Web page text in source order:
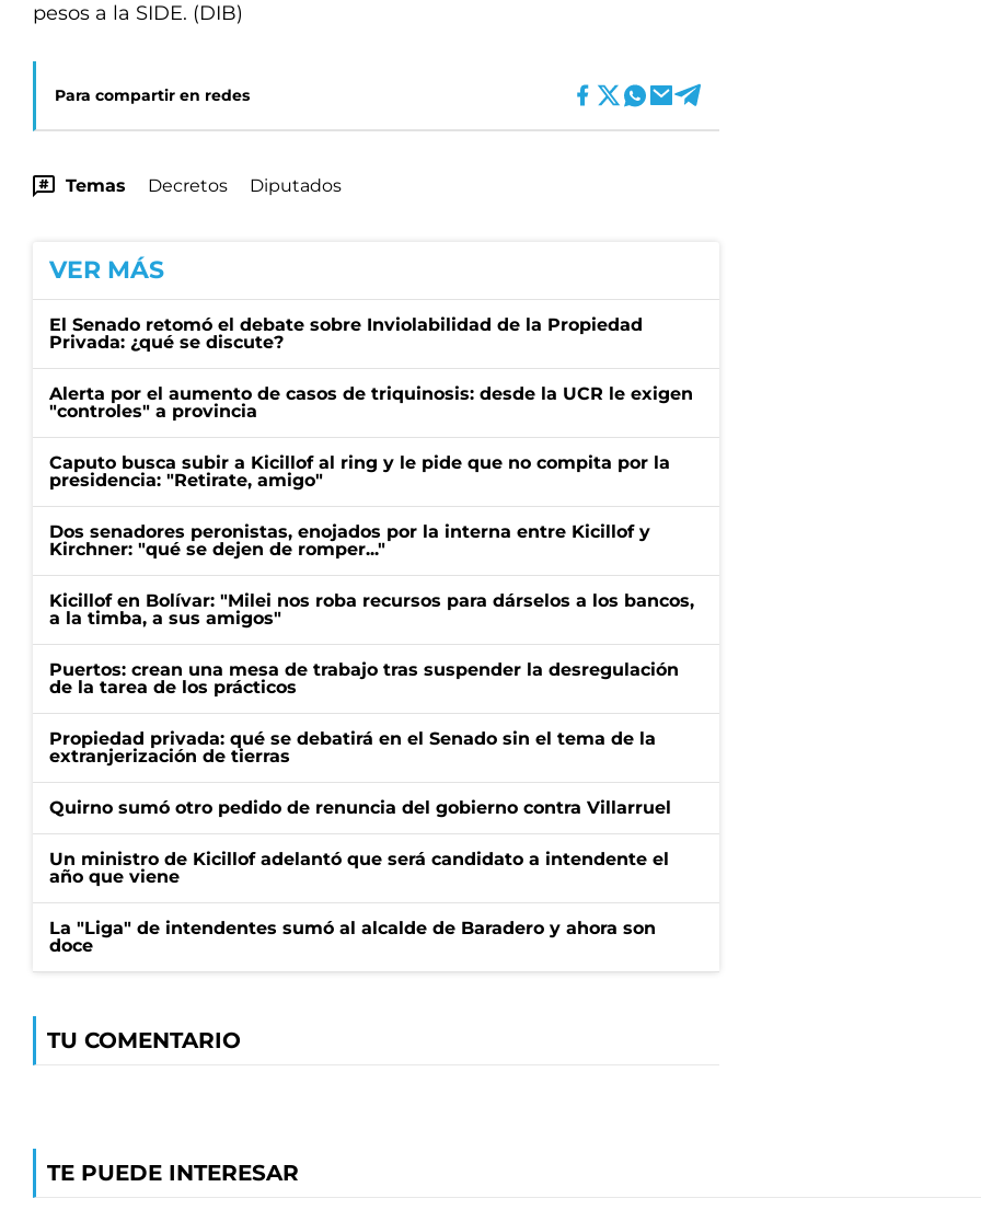
pesos a la SIDE. (DIB)
Para compartir en redes
Temas Decretos Diputados
VER MÁS
El Senado retomó el debate sobre Inviolabilidad de la Propiedad
Privada: ¿qué se discute?
Alerta por el aumento de casos de triquinosis: desde la UCR le exigen
"controles" a provincia
Caputo busca subir a Kicillof al ring y le pide que no compita por la
presidencia: "Retirate, amigo"
Dos senadores peronistas, enojados por la interna entre Kicillof y
Kirchner: "qué se dejen de romper..."
Kicillof en Bolívar: "Milei nos roba recursos para dárselos a los bancos,
a la timba, a sus amigos"
Puertos: crean una mesa de trabajo tras suspender la desregulación
de la tarea de los prácticos
Propiedad privada: qué se debatirá en el Senado sin el tema de la
extranjerización de tierras
Quirno sumó otro pedido de renuncia del gobierno contra Villarruel
Un ministro de Kicillof adelantó que será candidato a intendente el
año que viene
La "Liga" de intendentes sumó al alcalde de Baradero y ahora son
doce
TU COMENTARIO
TE PUEDE INTERESAR